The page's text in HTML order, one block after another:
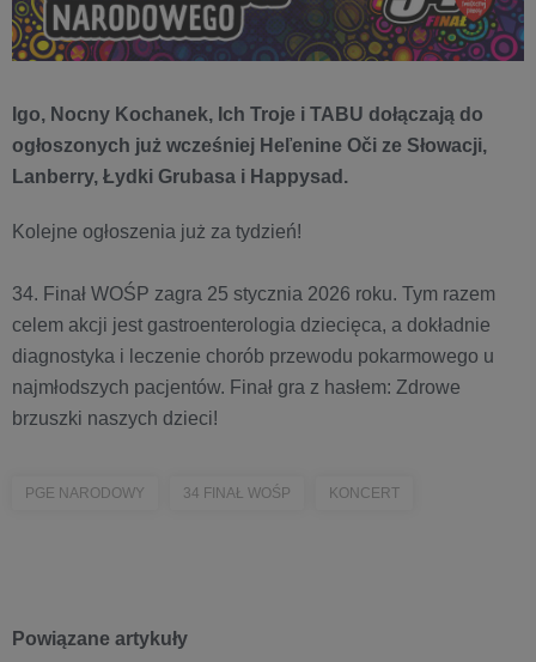
Igo, Nocny Kochanek, Ich Troje i TABU dołączają do
ogłoszonych już wcześniej Heľenine Oči ze Słowacji,
Lanberry, Łydki Grubasa i Happysad. ​
Kolejne ogłoszenia już za tydzień!
34. Finał WOŚP zagra 25 stycznia 2026 roku. Tym razem
celem akcji jest gastroenterologia dziecięca, a dokładnie
diagnostyka i leczenie chorób przewodu pokarmowego u
najmłodszych pacjentów. Finał gra z hasłem: Zdrowe
brzuszki naszych dzieci!
PGE NARODOWY 34 FINAŁ WOŚP KONCERT
Powiązane artykuły